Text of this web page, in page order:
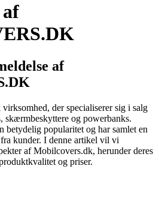
af
der specialiserer sig i salg
skærmbeskyttere og powerbanks.
betydelig popularitet og har samlet en
kunder. I denne artikel vil vi
af Mobilcovers.dk, herunder deres
og priser.